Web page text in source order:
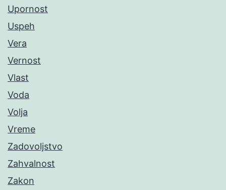
Upornost
Uspeh
Vera
Vernost
Vlast
Voda
Volja
Vreme
Zadovoljstvo
Zahvalnost
Zakon